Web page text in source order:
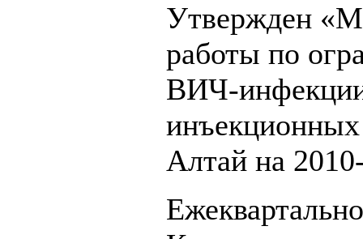
Утвержден
работы по
ВИЧ-инфекции
инъекционных
Алтай на